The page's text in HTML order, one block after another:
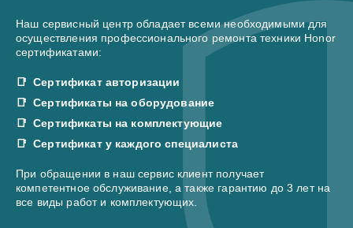
Наш сервисный центр обладает всеми необходимыми для
осуществления профессионального ремонта техники Honor
сертификатами:
Сертификат авторизации
Сертификаты на оборудование
Сертификаты на комплектующие
Сертификат у каждого специалиста
При обращении в наш сервис клиент получает
компетентное обслуживание, а также гарантию до 3 лет на
все виды работ и комплектующих.